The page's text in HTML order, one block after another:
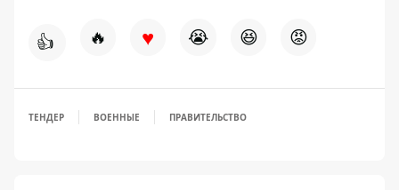
👍 🔥 ♥ 😭 😆 😡
ТЕНДЕР ВОЕННЫЕ ПРАВИТЕЛЬСТВО